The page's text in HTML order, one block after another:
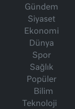
Gündem
Siyaset
Ekonomi
Dünya
Spor
Sağlık
Popüler
Bilim
Teknoloji